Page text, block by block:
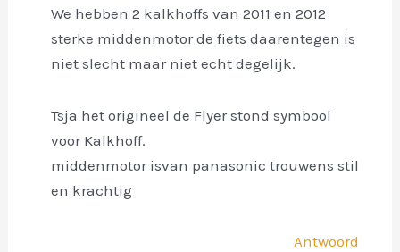
We hebben 2 kalkhoffs van 2011 en 2012
sterke middenmotor de fiets daarentegen is
niet slecht maar niet echt degelijk.
Tsja het origineel de Flyer stond symbool
voor Kalkhoff.
middenmotor isvan panasonic trouwens stil
en krachtig
Antwoord